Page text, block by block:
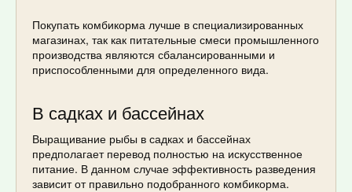
Покупать комбикорма лучше в специализированных
магазинах, так как питательные смеси промышленного
производства являются сбалансированными и
приспособленными для определенного вида.
В садках и бассейнах
Выращивание рыбы в садках и бассейнах
предполагает перевод полностью на искусственное
питание. В данном случае эффективность разведения
зависит от правильно подобранного комбикорма.